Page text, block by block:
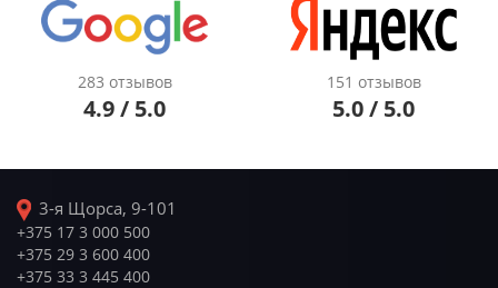
283 отзывов
4.9 / 5.0
151 отзывов
5.0 / 5.0
3-я Щорса, 9-101
+375 17 3 000 500
+375 29 3 600 400
+375 33 3 445 400